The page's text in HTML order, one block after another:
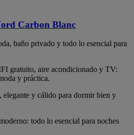
Carbon Blanc
baño privado y todo lo esencial para
gratuito, aire acondicionado y TV:
y práctica.
elegante y cálido para dormir bien y
todo lo esencial para noches